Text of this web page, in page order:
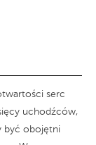
serc
uchodźców,
być obojętni